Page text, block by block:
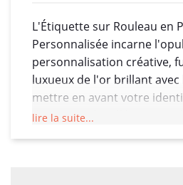
L'Étiquette sur Rouleau en
Personnalisée incarne
personnalisation créative,
luxueux de l'or brillant
mettre en avant votre
d'une manière élégante et
Le papier or brillant offre
lire la suite...